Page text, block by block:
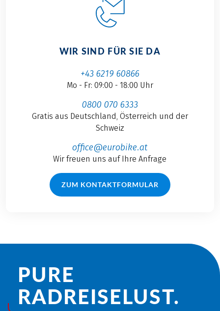
WIR SIND FÜR SIE DA
+43 6219 60866
Mo - Fr: 09:00 - 18:00 Uhr
0800 070 6333
Gratis aus Deutschland, Österreich und der
Schweiz
office@eurobike.at
Wir freuen uns auf Ihre Anfrage
ZUM KONTAKTFORMULAR
PURE
RADREISE­LUST.